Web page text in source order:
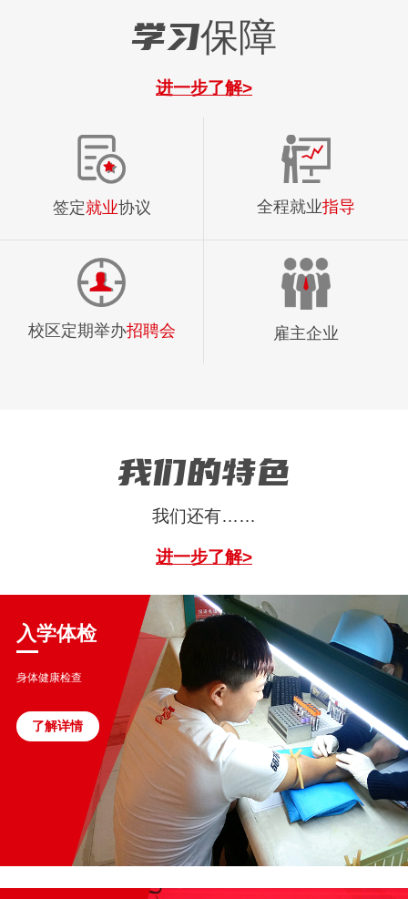
学习保障
进一步了解>
签定就业协议 全程就业指导
校区定期举办招聘会 雇主企业
我们的特色
我们还有……
进一步了解>
入学体检
身体健康检查
了解详情